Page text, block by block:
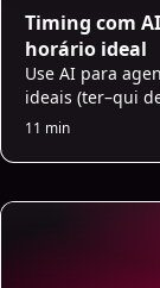
LinkedIn Strategies
Timing com
horário ideal
Use AI para
ideais (ter–qui
e conversões.
11 min